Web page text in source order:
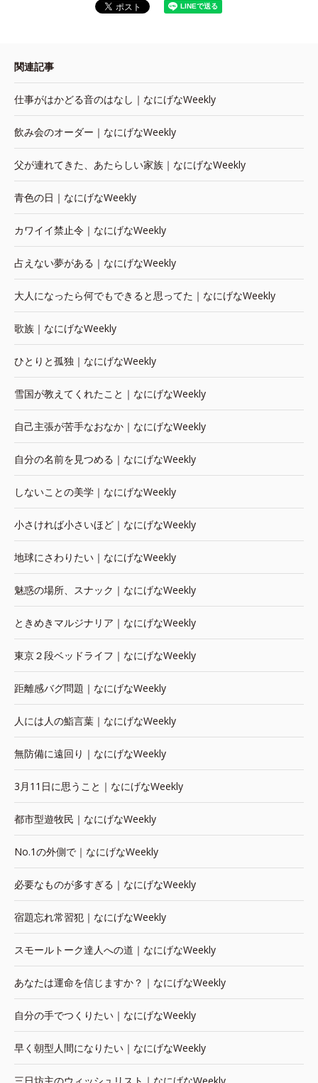
関連記事
仕事がはかどる音のはなし｜なにげなWeekly
飲み会のオーダー｜なにげなWeekly
父が連れてきた、あたらしい家族｜なにげなWeekly
青色の日｜なにげなWeekly
カワイイ禁止令｜なにげなWeekly
占えない夢がある｜なにげなWeekly
大人になったら何でもできると思ってた｜なにげなWeekly
歌族｜なにげなWeekly
ひとりと孤独｜なにげなWeekly
雪国が教えてくれたこと｜なにげなWeekly
自己主張が苦手なおなか｜なにげなWeekly
自分の名前を見つめる｜なにげなWeekly
しないことの美学｜なにげなWeekly
小さければ小さいほど｜なにげなWeekly
地球にさわりたい｜なにげなWeekly
魅惑の場所、スナック｜なにげなWeekly
ときめきマルジナリア｜なにげなWeekly
東京２段ベッドライフ｜なにげなWeekly
距離感バグ問題｜なにげなWeekly
人には人の鮨言葉｜なにげなWeekly
無防備に遠回り｜なにげなWeekly
3月11日に思うこと｜なにげなWeekly
都市型遊牧民｜なにげなWeekly
No.1の外側で｜なにげなWeekly
必要なものが多すぎる｜なにげなWeekly
宿題忘れ常習犯｜なにげなWeekly
スモールトーク達人への道｜なにげなWeekly
あなたは運命を信じますか？｜なにげなWeekly
自分の手でつくりたい｜なにげなWeekly
早く朝型人間になりたい｜なにげなWeekly